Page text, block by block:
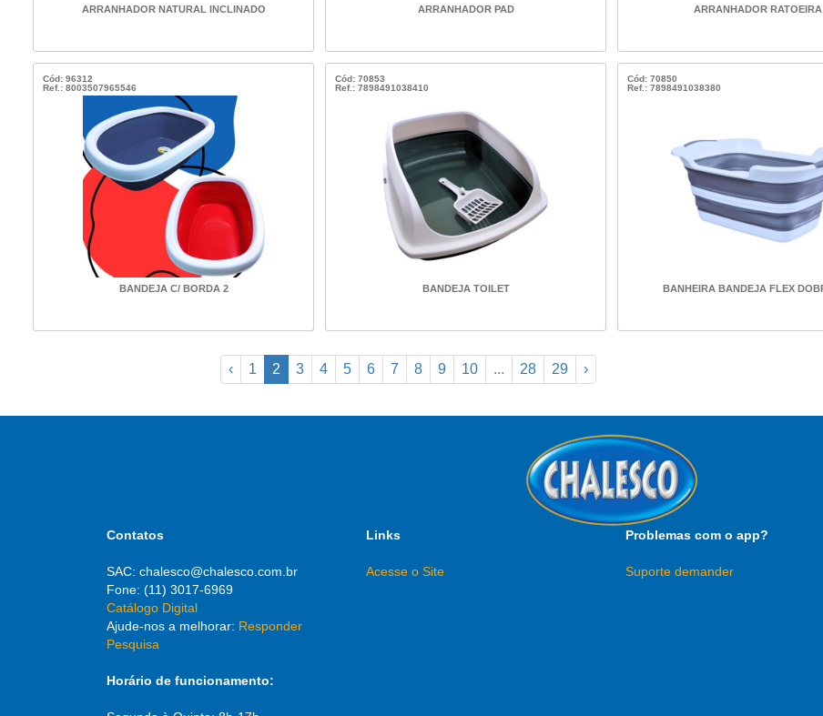
ARRANHADOR NATURAL INCLINADO ARRANHADOR PAD ARRANHADOR RATOEIRA
Cód: 96312
Ref.: 8003507965546
BANDEJA C/ BORDA 2
Cód: 70853
Ref.: 7898491038410
BANDEJA TOILET
Cód: 70850
Ref.: 7898491038380
BANHEIRA BANDEJA FLEX
‹ 1 2 3 4 5 6 7 8 9 10 ... 28 29 ›
Contatos
SAC: chalesco@chalesco.com.br
Fone: (11) 3017-6969
Catálogo Digital
Ajude-nos a melhorar: Responder
Pesquisa
Horário de funcionamento:
Links
Acesse o Site
Problemas com o app?
Suporte demander